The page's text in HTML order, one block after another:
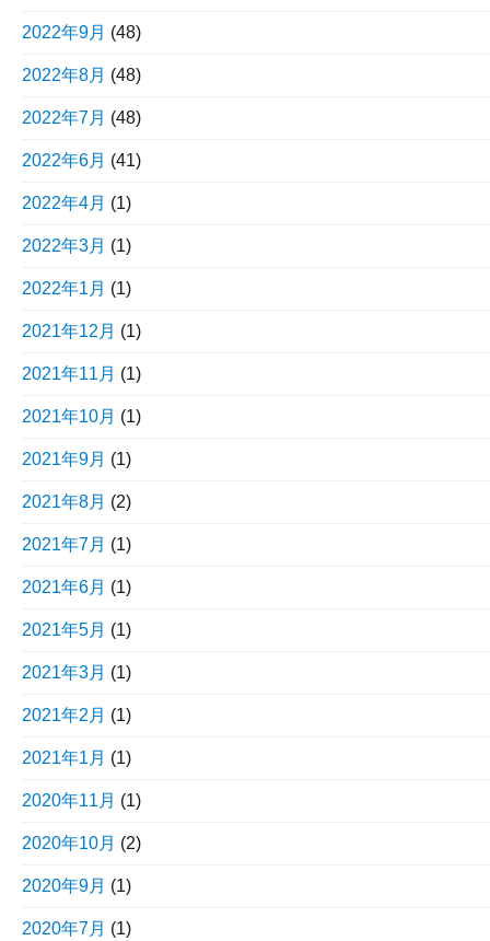
2022年9月 (48)
2022年8月 (48)
2022年7月 (48)
2022年6月 (41)
2022年4月 (1)
2022年3月 (1)
2022年1月 (1)
2021年12月 (1)
2021年11月 (1)
2021年10月 (1)
2021年9月 (1)
2021年8月 (2)
2021年7月 (1)
2021年6月 (1)
2021年5月 (1)
2021年3月 (1)
2021年2月 (1)
2021年1月 (1)
2020年11月 (1)
2020年10月 (2)
2020年9月 (1)
2020年7月 (1)